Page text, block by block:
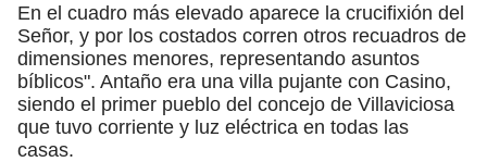
En el cuadro más elevado aparece la crucifixión del
Señor, y por los costados corren otros recuadros de
dimensiones menores, representando asuntos
bíblicos". Antaño era una villa pujante con Casino,
siendo el primer pueblo del concejo de Villaviciosa
que tuvo corriente y luz eléctrica en todas las
casas.